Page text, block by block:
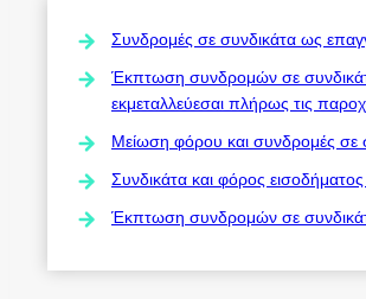
Συνδρομές σε συνδικάτα ως
Έκπτωση συνδρομών σε
εκμεταλλεύεσαι πλήρως τις
Μείωση φόρου και συνδρομές σε
Συνδικάτα και φόρος
Έκπτωση συνδρομών σε